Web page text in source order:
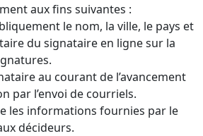
aux fins suivantes :
le nom, la ville, le pays et
du signataire en ligne sur la
au courant de l’avancement
par l’envoi de courriels.
les informations fournies par le
décideurs.